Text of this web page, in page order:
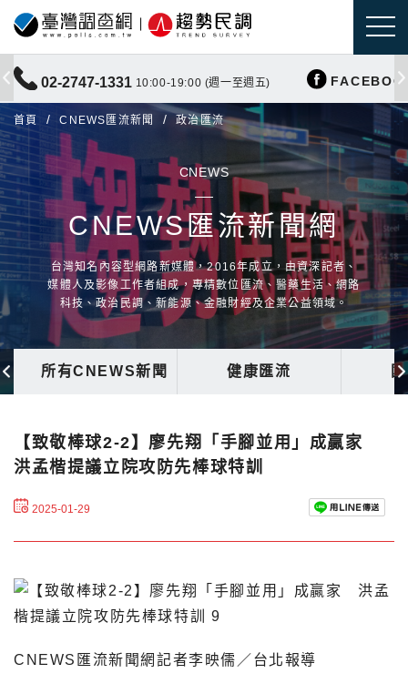
02-2747-1331 10:00-19:00 (週一至週五)
首頁 CNEWS匯流新聞 政治匯流
CNEWS
CNEWS匯流新聞網
台灣知名內容型網路新媒體，2016年成立，由資深記者、
媒體人及影像工作者組成，專精數位匯流、醫藥生活、網路
科技、政治民調、新能源、金融財經及企業公益領域。
所有CNEWS新聞 健康匯流
【致敬棒球2-2】廖先翔「手腳並用」成贏家
洪孟楷提議立院攻防先棒球特訓
2025-01-29
CNEWS匯流新聞網記者李映儒／台北報導